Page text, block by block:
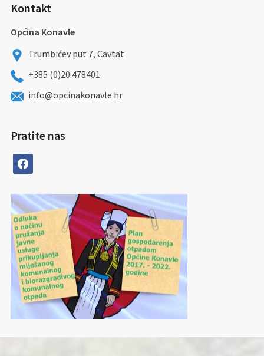
Kontakt
Općina Konavle
Trumbićev put 7, Cavtat
+385 (0)20 478401
info@opcinakonavle.hr
Pratite nas
facebook